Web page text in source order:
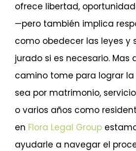
ofrece libertad,
—pero también implica
como obedecer las leyes y
jurado si es necesario. Mas
camino tome para lograr
sea por matrimonio,
o varios años como
en Flora Legal Group
ayudarle a navegar el